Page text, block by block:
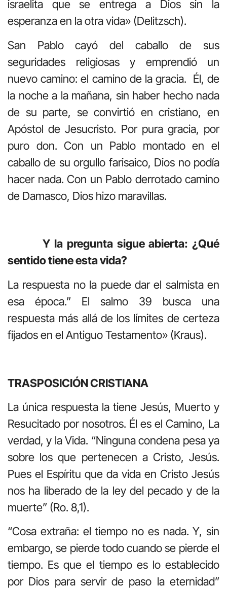
israelita que se entrega a Dios sin la
esperanza en la otra vida» (Delitzsch).
San Pablo cayó del caballo de sus
seguridades religiosas y emprendió un
nuevo camino: el camino de la gracia. Él, de
la noche a la mañana, sin haber hecho nada
de su parte, se convirtió en cristiano, en
Apóstol de Jesucristo. Por pura gracia, por
puro don. Con un Pablo montado en el
caballo de su orgullo farisaico, Dios no podía
hacer nada. Con un Pablo derrotado camino
de Damasco, Dios hizo maravillas.
Y la pregunta sigue abierta: ¿Qué
sentido tiene esta vida?
La respuesta no la puede dar el salmista en
esa época.” El salmo 39 busca una
respuesta más allá de los límites de certeza
fijados en el Antiguo Testamento» (Kraus).
TRASPOSICIÓN CRISTIANA
La única respuesta la tiene Jesús, Muerto y
Resucitado por nosotros. Él es el Camino, La
verdad, y la Vida. “Ninguna condena pesa ya
sobre los que pertenecen a Cristo, Jesús.
Pues el Espíritu que da vida en Cristo Jesús
nos ha liberado de la ley del pecado y de la
muerte” (Ro. 8,1).
“Cosa extraña: el tiempo no es nada. Y, sin
embargo, se pierde todo cuando se pierde el
tiempo. Es que el tiempo es lo establecido
por Dios para servir de paso la eternidad”